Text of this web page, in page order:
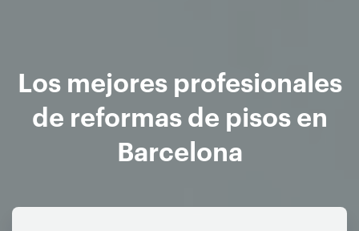
Los mejores profesionales
de reformas de pisos en
Barcelona